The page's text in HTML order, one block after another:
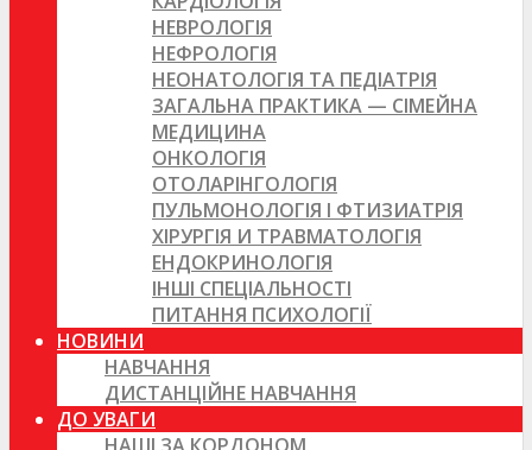
НЕВРОЛОГІЯ
НЕФРОЛОГІЯ
НЕОНАТОЛОГІЯ ТА ПЕДІАТРІЯ
ЗАГАЛЬНА ПРАКТИКА — СІМЕЙНА
МЕДИЦИНА
ОНКОЛОГІЯ
ОТОЛАРІНГОЛОГІЯ
ПУЛЬМОНОЛОГІЯ І ФТИЗИАТРІЯ
ХІРУРГІЯ И ТРАВМАТОЛОГІЯ
ЕНДОКРИНОЛОГІЯ
ІНШІ СПЕЦІАЛЬНОСТІ
ПИТАННЯ ПСИХОЛОГІЇ
НОВИНИ
НАВЧАННЯ
ДИСТАНЦІЙНЕ НАВЧАННЯ
ДО УВАГИ